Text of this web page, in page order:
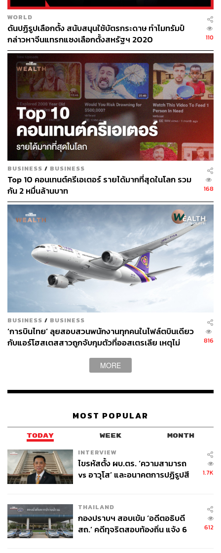
WORLD
ดันปฏิรูปเลือกตั้ง สนับสนุนใช้บัตรกระดาษ ทำไมทรัมป์
กล่าวหาจีนแทรกแซงเลือกตั้งสหรัฐฯ 2020
110
BUSINESS / BUSINESS
Top 10 คอนเทนต์ครีเอเตอร์ รายได้มากที่สุดในโลก รวม
กัน 2 หมื่นล้านบาท
168
BUSINESS / BUSINESS
‘การบินไทย’ ลุยสอบสวนพนักงานทุกคนในไฟล์ตบินเดียว
กับแอร์โฮสเตสสาวถูกจับกุมตัวที่ออสเตรเลีย เหตุไม่
816
MORE
MOST POPULAR
TODAY WEEK MONTH
INTERVIEW
ไขรหัสตั้ง ผบ.ตร. ‘ความสามารถ
vs อาวุโส’ และอนาคตการปฏิรูปสี
1.7K
THAILAND
กองปราบฯ สอบเข้ม ‘อดีตอธิบดี
สถ.’ คดีทุจริตสอบท้องถิ่น แจ้ง 6
612